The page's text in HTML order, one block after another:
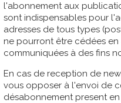
l'abonnement aux
sont indispensables pour
adresses de tous types
ne pourront être cédées
communiquées à des fins
En cas de reception de
vous opposer à l'envoi de
désabonnement present